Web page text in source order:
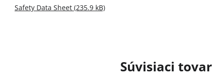
Súvisiaci tovar
Safety Data Sheet (235.9 kB)